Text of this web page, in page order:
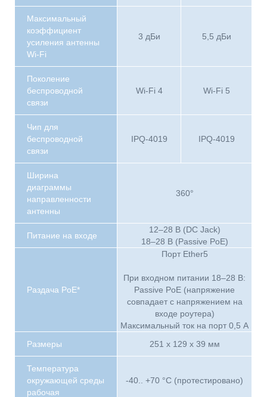
Максимальный
коэффициент
усиления антенны
Wi-Fi
3 дБи 5,5 дБи
Поколение
беспроводной
связи
Wi-Fi 4 Wi-Fi 5
Чип для
беспроводной
связи
IPQ-4019 IPQ-4019
Ширина
диаграммы
направленности
антенны
360°
Питание на входе
12–28 В (DC Jack)
18–28 В (Passive PoE)
Раздача PoE*
Порт Ether5
При входном питании 18–28 В:
Passive PoE (напряжение
совпадает с напряжением на
входе роутера)
Максимальный ток на порт 0,5 А
Размеры
251 x 129 x 39 мм
Температура
окружающей среды
рабочая
-40.. +70 °C (протестировано)